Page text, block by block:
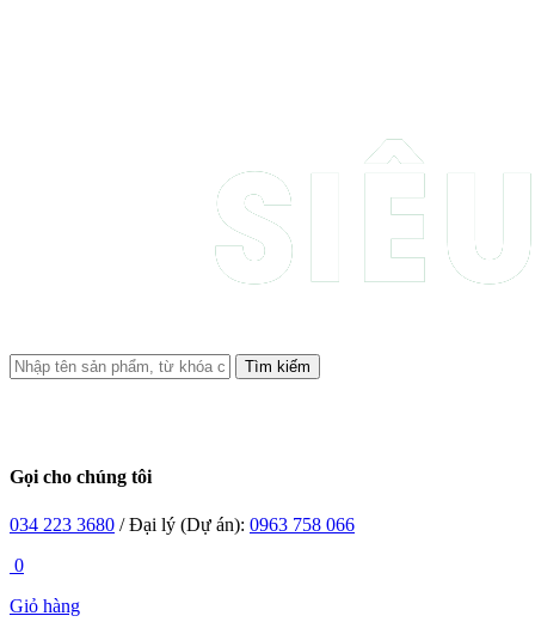
Tìm kiếm
Gọi cho chúng tôi
034 223 3680 / Đại lý (Dự án): 0963 758 066
0
Giỏ hàng